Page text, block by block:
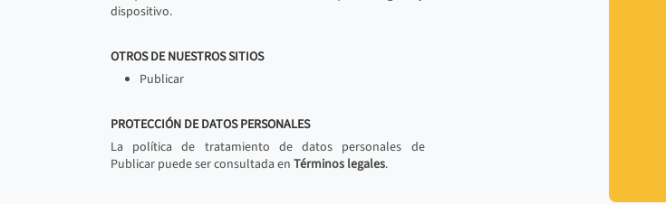
dispositivo.
OTROS DE NUESTROS SITIOS
Publicar
PROTECCIÓN DE DATOS PERSONALES
La política de tratamiento de datos personales de
Publicar puede ser consultada en Términos legales.